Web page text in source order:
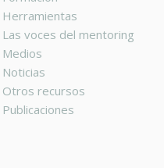
Herramientas
Las voces del mentoring
Medios
Noticias
Otros recursos
Publicaciones